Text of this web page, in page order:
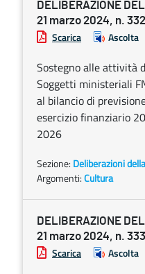
DELIBERAZIONE
21 marzo 2024, n. 332
Scarica Ascolta
Sostegno alle attività
Soggetti ministeriali
al bilancio di
esercizio finanziario
2026
Sezione: Deliberazioni
Argomenti:Cultura
DELIBERAZIONE
21 marzo 2024, n. 333
Scarica Ascolta